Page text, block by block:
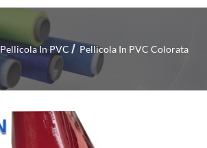
Pellicola In PVC Pellicola In PVC Colorata